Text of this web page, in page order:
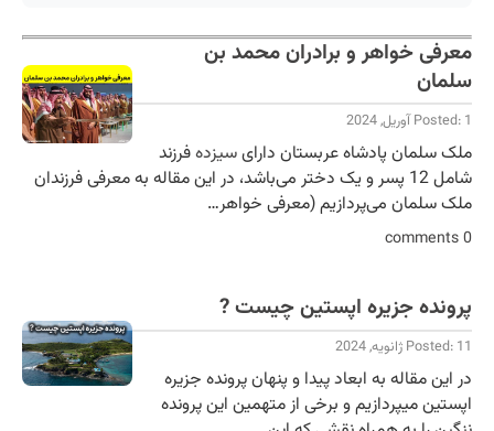
معرفی خواهر و برادران محمد بن
سلمان
Posted: 1 آوریل, 2024
ملک سلمان پادشاه عربستان دارایسیزدهفرزند
شامل 12 پسر و یک دختر می‌باشد، در این مقاله به معرفی فرزندان
ملک سلمان می‌پردازیم (معرفی خواهر…
0 comments
پرونده جزیره اپستین چیست ?
Posted: 11 ژانویه, 2024
در این مقاله به ابعاد پیدا و پنهان پرونده جزیره
اپستین میپردازیم و برخی از متهمین این پرونده